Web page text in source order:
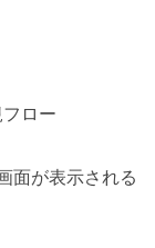
ロー
面が表示される